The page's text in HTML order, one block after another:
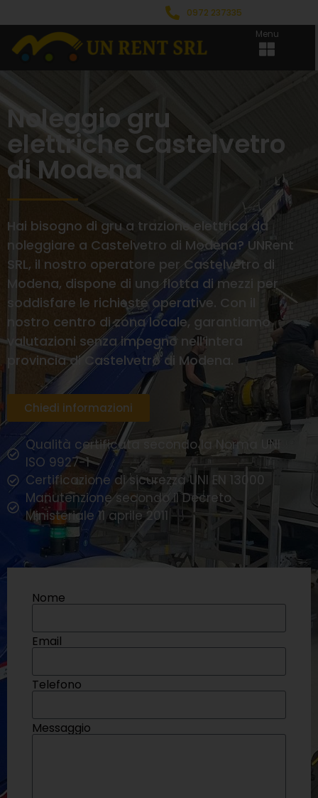
0972 237335
Menu
Noleggio gru
elettriche Castelvetro
di Modena
Hai bisogno di gru a trazione elettrica da
noleggiare a Castelvetro di Modena? UNRent
SRL, il nostro operatore per Castelvetro di
Modena, dispone di una flotta di mezzi per
soddisfare le richieste operative. Con il
nostro centro di zona locale, garantiamo
valutazioni senza impegno nell’intera
provincia di Castelvetro di Modena.
Chiedi informazioni
Qualità certificata secondo la Norma UNI
ISO 9927-1
Certificazione di sicurezza UNI EN 13000
Manutenzione secondo il Decreto
Ministeriale 11 aprile 2011
Nome
Email
Telefono
Messaggio